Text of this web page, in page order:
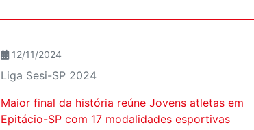
12/11/2024
Liga Sesi-SP 2024
Maior final da história reúne Jovens atletas em
Epitácio-SP com 17 modalidades esportivas